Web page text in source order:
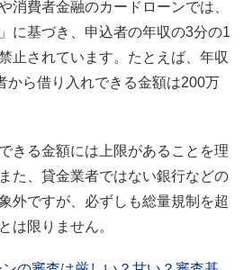
消費者金融のカードローンでは、
に基づき、申込者の年収の3分の1
止されています。たとえば、年収
から借り入れできる金額は200万
きる金額には上限があることを理
た、貸金業者ではない銀行などの
外ですが、必ずしも総量規制を超
は限りません。